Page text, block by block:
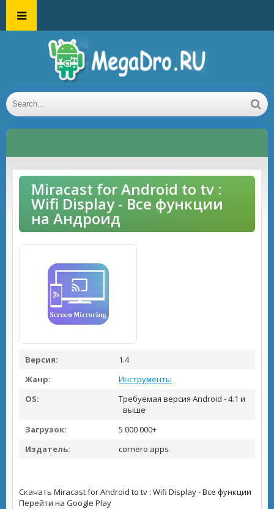
Miracast for Android to tv :
Wifi Display - Все функции
на Андроид
Версия:
1.4
Жанр:
Инструменты
OS:
Требуемая версия Android - 4.1 и
выше
Загрузок:
5 000 000+
Издатель:
cornero apps
Скачать Miracast for Android to tv : Wifi Display - Все функции
Перейти на Google Play